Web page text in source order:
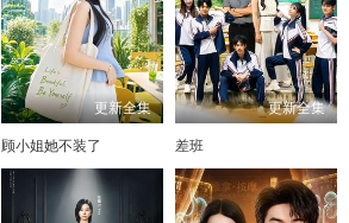
更新全集
顾小姐她不装了
更新全集
差班